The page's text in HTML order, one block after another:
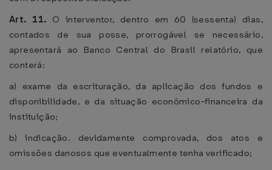
Art. 11. O interventor, dentro em 60 (sessenta) dias,
contados de sua posse, prorrogável se necessário,
apresentará ao Banco Central do Brasil relatório, que
conterá:
a) exame da escrituração, da aplicação dos fundos e
disponibilidade, e da situação econômico-financeira da
instituição;
b) indicação. devidamente comprovada, dos atos e
omissões danosos que eventualmente tenha verificado;